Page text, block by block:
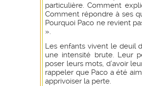
particulière. Comment
Comment répondre à ses
Pourquoi Paco ne revient
».
Les enfants vivent le deuil
une intensité brute. Leur
poser leurs mots, d’avoir
rappeler que Paco a été
apprivoiser la perte.